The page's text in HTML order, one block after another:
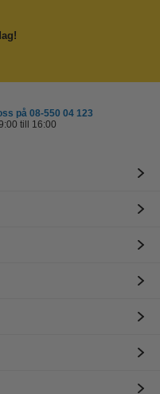
på 08-550 04 123
till 16:00